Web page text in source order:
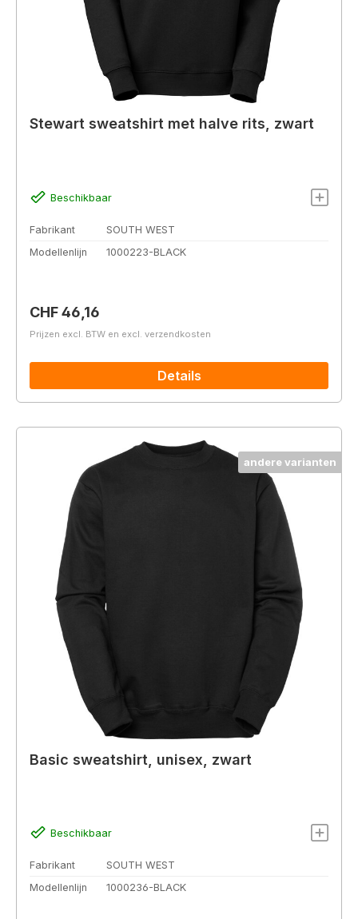
Stewart sweatshirt met halve rits, zwart
Beschikbaar
Fabrikant
SOUTH WEST
Modellenlijn
1000223-BLACK
Normale prijs:
CHF 46,16
Prijzen excl. BTW en excl. verzendkosten
Details
andere varianten
Basic sweatshirt, unisex, zwart
Beschikbaar
Fabrikant
SOUTH WEST
Modellenlijn
1000236-BLACK